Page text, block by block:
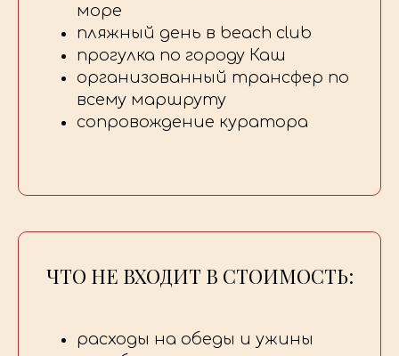
море
пляжный день в beach club
прогулка по городу Каш
организованный трансфер по
всему маршруту
сопровождение куратора
ЧТО НЕ ВХОДИТ В СТОИМОСТЬ:
расходы на обеды и ужины